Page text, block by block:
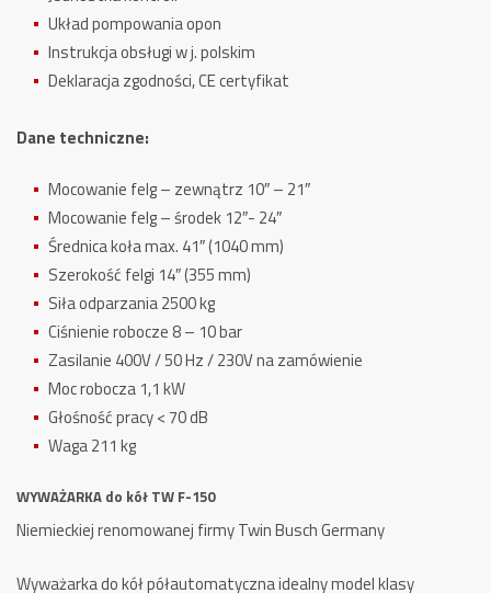
Układ pompowania opon
Instrukcja obsługi w j. polskim
Deklaracja zgodności, CE certyfikat
Dane techniczne:
Mocowanie felg – zewnątrz 10″ – 21″
Mocowanie felg – środek 12″- 24″
Średnica koła max. 41″ (1040 mm)
Szerokość felgi 14″ (355 mm)
Siła odparzania 2500 kg
Ciśnienie robocze 8 – 10 bar
Zasilanie 400V / 50 Hz / 230V na zamówienie
Moc robocza 1,1 kW
Głośność pracy < 70 dB
Waga 211 kg
WYWAŻARKA do kół TW F-150
Niemieckiej renomowanej firmy Twin Busch Germany
Wyważarka do kół półautomatyczna idealny model klasy